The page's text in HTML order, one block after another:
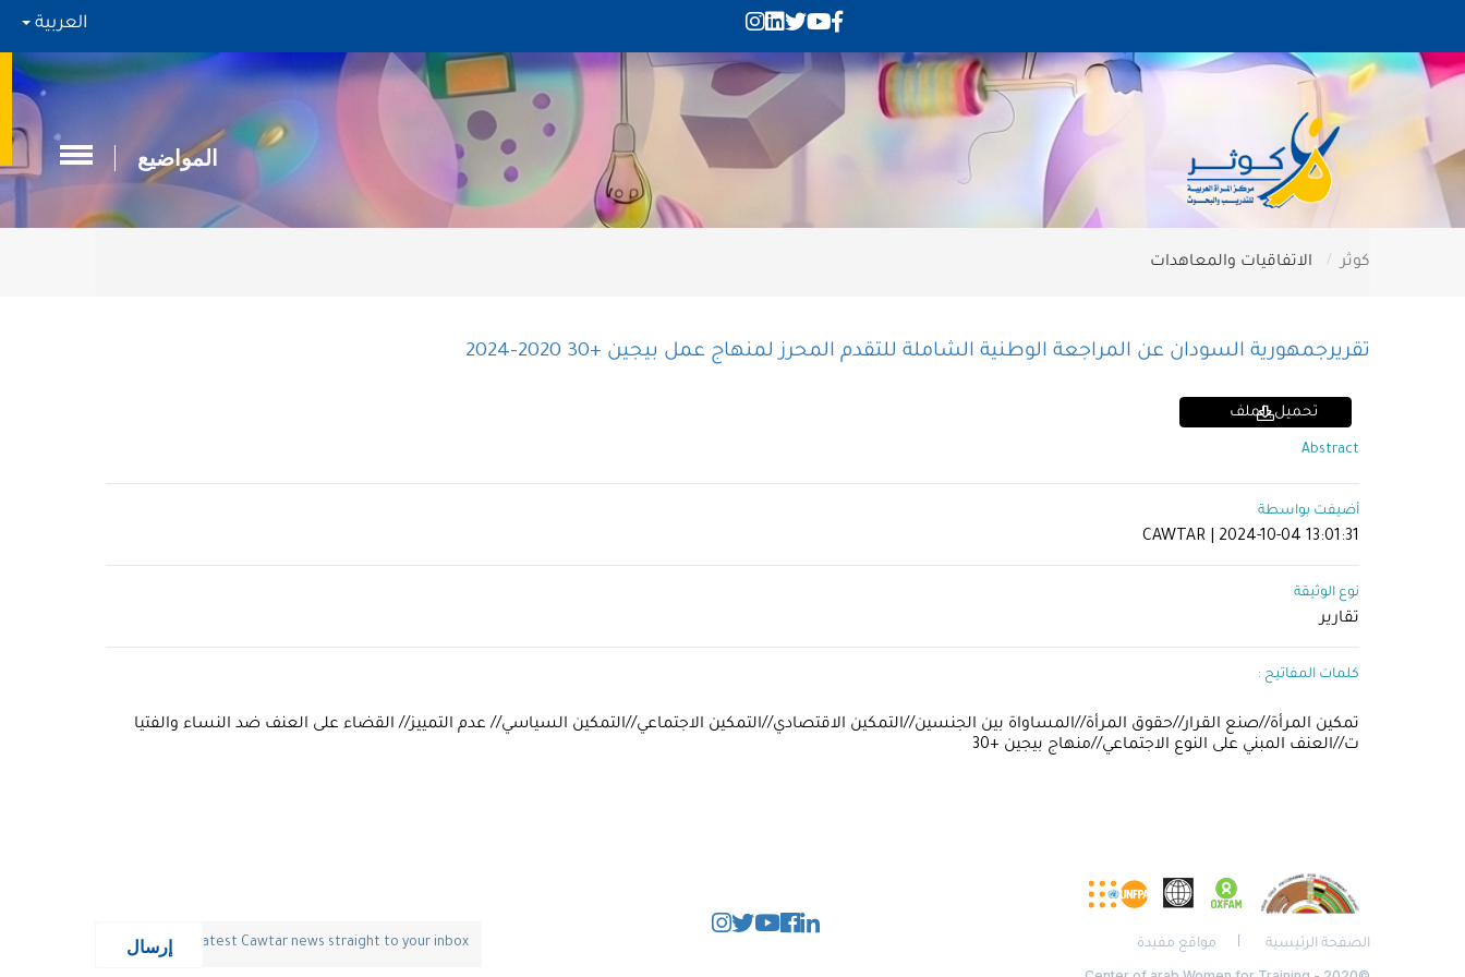
العربية
المواضيع
كوثر الاتفاقيات والمعاهدات
تقريرجمهورية السودان عن المراجعة الوطنية الشاملة للتقدم المحرز لمنهاج عمل بيجين +30 2020-2024
تحميل الملف
Abstract
أضيفت بواسطة
CAWTAR | 2024-10-04 13:01:31
نوع الوثيقة
تقارير
كلمات المفاتيح :
تمكين المرأة//صنع القرار//حقوق المرأة//المساواة بين الجنسين//التمكين الاقتصادي//التمكين الاجتماعي//التمكين السياسي// عدم التمييز// القضاء على العنف ضد النساء والفتيا
ت//العنف المبني على النوع الاجتماعي//منهاج بيجين +30
الصفحة الرئيسية مواقع مفيدة إرسال